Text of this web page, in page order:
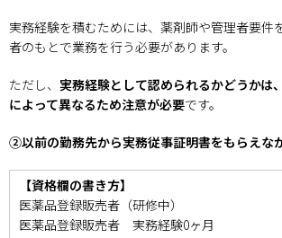
実務経験を積むためには、薬剤師や管理者要件
者のもとで業務を行う必要があります。
ただし、 実務経験として認められるかどうかは
によって異なるため注意が必要です。
②以前の勤務先から実務従事証明書をもらえな
【資格欄の書き方】
医薬品登録販売者（研修中）
医薬品登録販売者 実務経験0ヶ月